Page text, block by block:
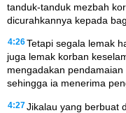
tanduk-tanduk mezbah
dicurahkannya kepada
4:26Tetapi segala lemak
juga lemak korban
mengadakan
sehingga ia menerima
4:27Jikalau yang berbuat